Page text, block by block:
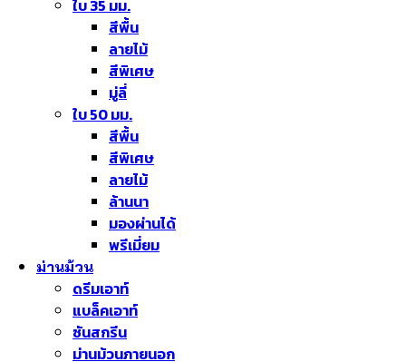
ใบ 35 มม.
สีพื้น
ลายไม้
สีพิเศษ
มู่ลี่
ใบ 50 มม.
สีพื้น
สีพิเศษ
ลายไม้
ล้านนา
มองผ่านได้
พรีเมี่ยม
ม่านม้วน
ดรีมเอาท์
แบล็คเอาท์
ซันสกรีน
ม่านม้วนภายนอก